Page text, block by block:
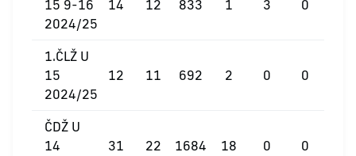
15 9-16
2024/25
14 12 833 1 3 0
1.ČLŽ U
15
2024/25
12 11 692 2 0 0
ČDŽ U
14
31 22 1684 18 0 0